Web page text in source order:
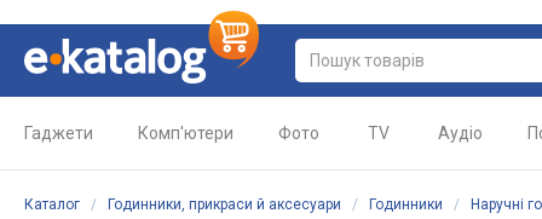
Гаджети Комп'ютери Фото TV Аудіо
Каталог / Годинники, прикраси й аксесуари / Годинники / Наручні